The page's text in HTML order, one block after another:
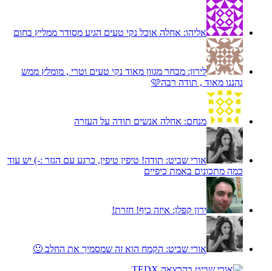
אליהו: אחלה אוכל נקי טעים הגיע מסודר ממליץ בחום
לירון: מבחר מגוון מאוד נקי טעים וטרי , מומלץ ממש
נהננו מאוד , תודה רבה🩷
מנחם: אחלה אנשים תודה על העזרה
אורי שביט: תודה! טיפין טיפין, כרגע עם הגזר :-) יש עוד
כמה מתכונים באמת כיפיים
ירון קפלן: איזה כיף! חזרת!
אורי שביט: הקמח הוא זה שמסמיך את החלב 🙂